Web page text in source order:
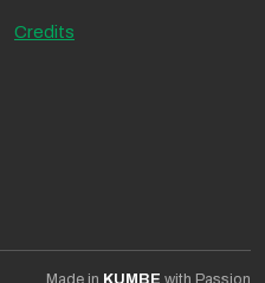
Credits
Made in KUMBE with Passion